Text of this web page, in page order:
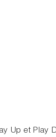
Up et Play